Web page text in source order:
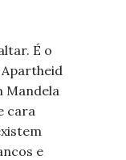
É o
Mandela
cara
e